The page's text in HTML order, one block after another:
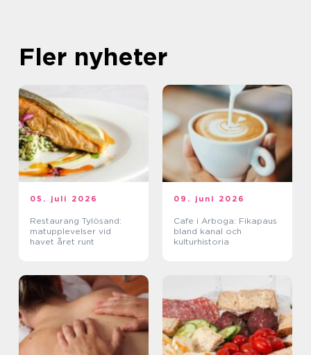
Fler nyheter
05. juli 2026
Restaurang Tylösand:
matupplevelser vid
havet året runt
09. juni 2026
Cafe i Arboga: Fikapaus
bland kanal och
kulturhistoria